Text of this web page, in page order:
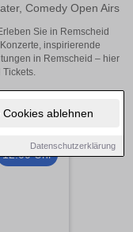
Cookies ablehnen
Datenschutzerklärung
Comedy Open Airs
Sie in Remscheid
inspirierende
in Remscheid – hier
12:00 Uhr